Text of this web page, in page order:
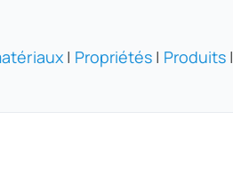
| Propriétés| Produits|